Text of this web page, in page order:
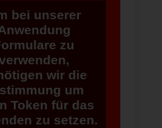
bei unserer
zu
wir die
um
Token für das
zu setzen.